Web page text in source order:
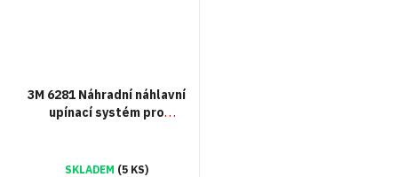
3M 6281 Náhradní náhlavní
upínací systém pro
SKLADEM (5 KS)